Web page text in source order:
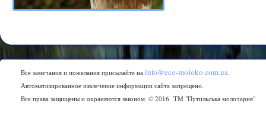
Все замечания и пожелания присылайте на info@eco-moloko.com.ua.
Автоматизированное извлечение информации сайта запрещено.
Все права защищены и охраняются законом. © 2016 ТМ "Путильська молочарня"